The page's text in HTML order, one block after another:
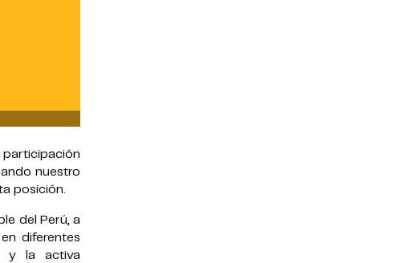
nuestro
posición.
del Perú, a
diferentes
y la activa